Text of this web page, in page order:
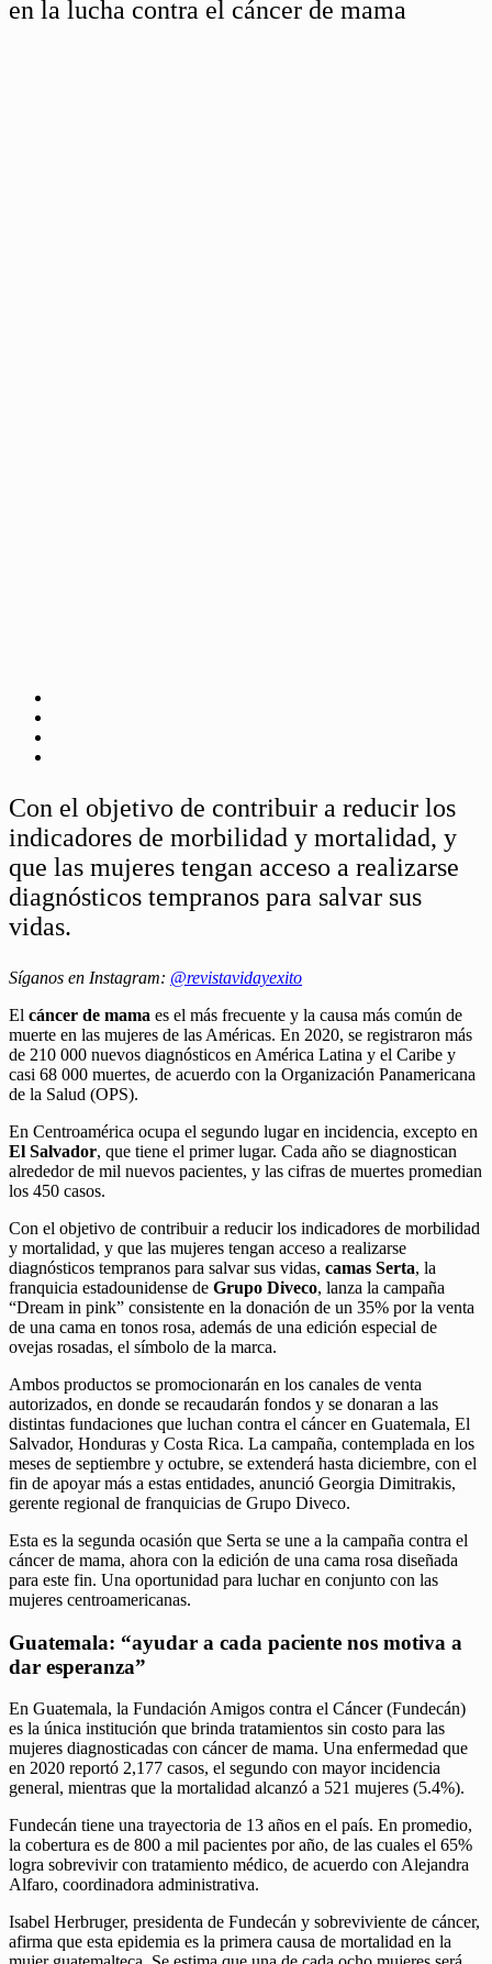
en la lucha contra el cáncer de mama
Con el objetivo de contribuir a reducir los
indicadores de morbilidad y mortalidad, y
que las mujeres tengan acceso a realizarse
diagnósticos tempranos para salvar sus
vidas.
Síganos en Instagram: @revistavidayexito
El cáncer de mama es el más frecuente y la causa más común de
muerte en las mujeres de las Américas. En 2020, se registraron más
de 210 000 nuevos diagnósticos en América Latina y el Caribe y
casi 68 000 muertes, de acuerdo con la Organización Panamericana
de la Salud (OPS).
En Centroamérica ocupa el segundo lugar en incidencia, excepto en
El Salvador, que tiene el primer lugar. Cada año se diagnostican
alrededor de mil nuevos pacientes, y las cifras de muertes promedian
los 450 casos.
Con el objetivo de contribuir a reducir los indicadores de morbilidad
y mortalidad, y que las mujeres tengan acceso a realizarse
diagnósticos tempranos para salvar sus vidas, camas Serta, la
franquicia estadounidense de Grupo Diveco, lanza la campaña
“Dream in pink” consistente en la donación de un 35% por la venta
de una cama en tonos rosa, además de una edición especial de
ovejas rosadas, el símbolo de la marca.
Ambos productos se promocionarán en los canales de venta
autorizados, en donde se recaudarán fondos y se donaran a las
distintas fundaciones que luchan contra el cáncer en Guatemala, El
Salvador, Honduras y Costa Rica. La campaña, contemplada en los
meses de septiembre y octubre, se extenderá hasta diciembre, con el
fin de apoyar más a estas entidades, anunció Georgia Dimitrakis,
gerente regional de franquicias de Grupo Diveco.
Esta es la segunda ocasión que Serta se une a la campaña contra el
cáncer de mama, ahora con la edición de una cama rosa diseñada
para este fin. Una oportunidad para luchar en conjunto con las
mujeres centroamericanas.
Guatemala: “ayudar a cada paciente nos motiva a
dar esperanza”
En Guatemala, la Fundación Amigos contra el Cáncer (Fundecán)
es la única institución que brinda tratamientos sin costo para las
mujeres diagnosticadas con cáncer de mama. Una enfermedad que
en 2020 reportó 2,177 casos, el segundo con mayor incidencia
general, mientras que la mortalidad alcanzó a 521 mujeres (5.4%).
Fundecán tiene una trayectoria de 13 años en el país. En promedio,
la cobertura es de 800 a mil pacientes por año, de las cuales el 65%
logra sobrevivir con tratamiento médico, de acuerdo con Alejandra
Alfaro, coordinadora administrativa.
Isabel Herbruger, presidenta de Fundecán y sobreviviente de cáncer,
afirma que esta epidemia es la primera causa de mortalidad en la